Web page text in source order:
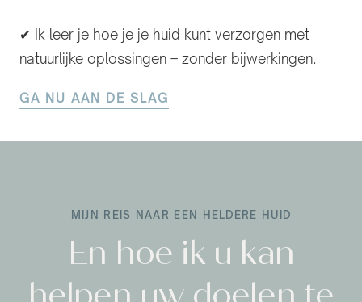
✔ Ik leer je hoe je je huid kunt verzorgen met
natuurlijke oplossingen – zonder bijwerkingen.
GA NU AAN DE SLAG
MIJN REIS NAAR EEN HELDERE HUID
En hoe ik u kan